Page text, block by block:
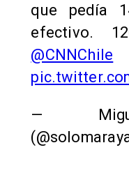
que pedía
efectivo.
@CNNChile
—